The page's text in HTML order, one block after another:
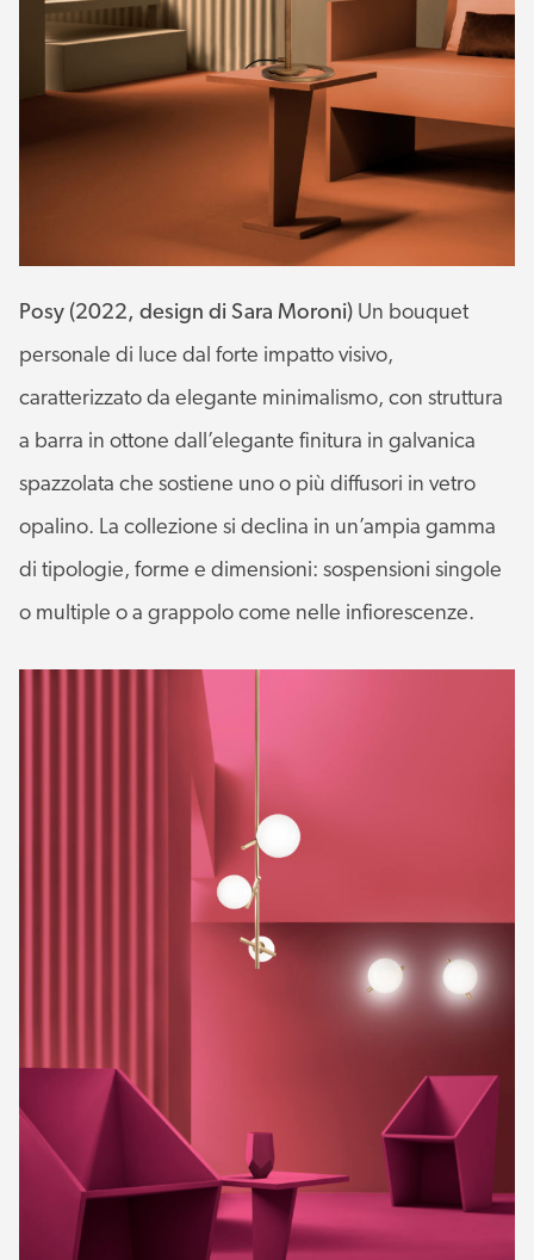
Posy (2022, design di Sara Moroni) Un bouquet
personale di luce dal forte impatto visivo,
caratterizzato da elegante minimalismo, con struttura
a barra in ottone dall’elegante finitura in galvanica
spazzolata che sostiene uno o più diffusori in vetro
opalino. La collezione si declina in un’ampia gamma
di tipologie, forme e dimensioni: sospensioni singole
o multiple o a grappolo come nelle infiorescenze.